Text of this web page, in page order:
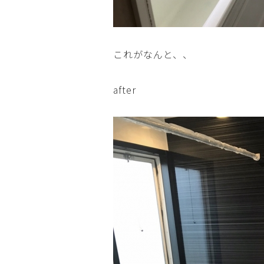
これがなんと、、
after